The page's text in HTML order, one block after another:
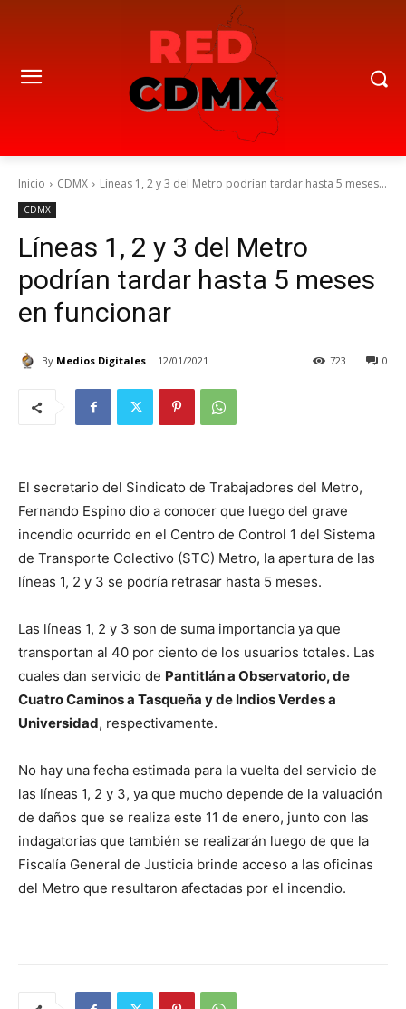
Inicio CDMX Líneas 1, 2 y 3 del Metro podrían tardar hasta 5 meses...
CDMX
Líneas 1, 2 y 3 del Metro
podrían tardar hasta 5 meses
en funcionar
By Medios Digitales 12/01/2021 0
723
El secretario del Sindicato de Trabajadores del Metro,
Fernando Espino dio a conocer que luego del grave
incendio ocurrido en el Centro de Control 1 del Sistema
de Transporte Colectivo (STC) Metro, la apertura de las
líneas 1, 2 y 3 se podría retrasar hasta 5 meses.
Las líneas 1, 2 y 3 son de suma importancia ya que
transportan al 40 por ciento de los usuarios totales. Las
cuales dan servicio de Pantitlán a Observatorio, de
Cuatro Caminos a Tasqueña y de Indios Verdes a
Universidad, respectivamente.
No hay una fecha estimada para la vuelta del servicio de
las líneas 1, 2 y 3, ya que mucho depende de la valuación
de daños que se realiza este 11 de enero, junto con las
indagatorias que también se realizarán luego de que la
Fiscalía General de Justicia brinde acceso a las oficinas
del Metro que resultaron afectadas por el incendio.